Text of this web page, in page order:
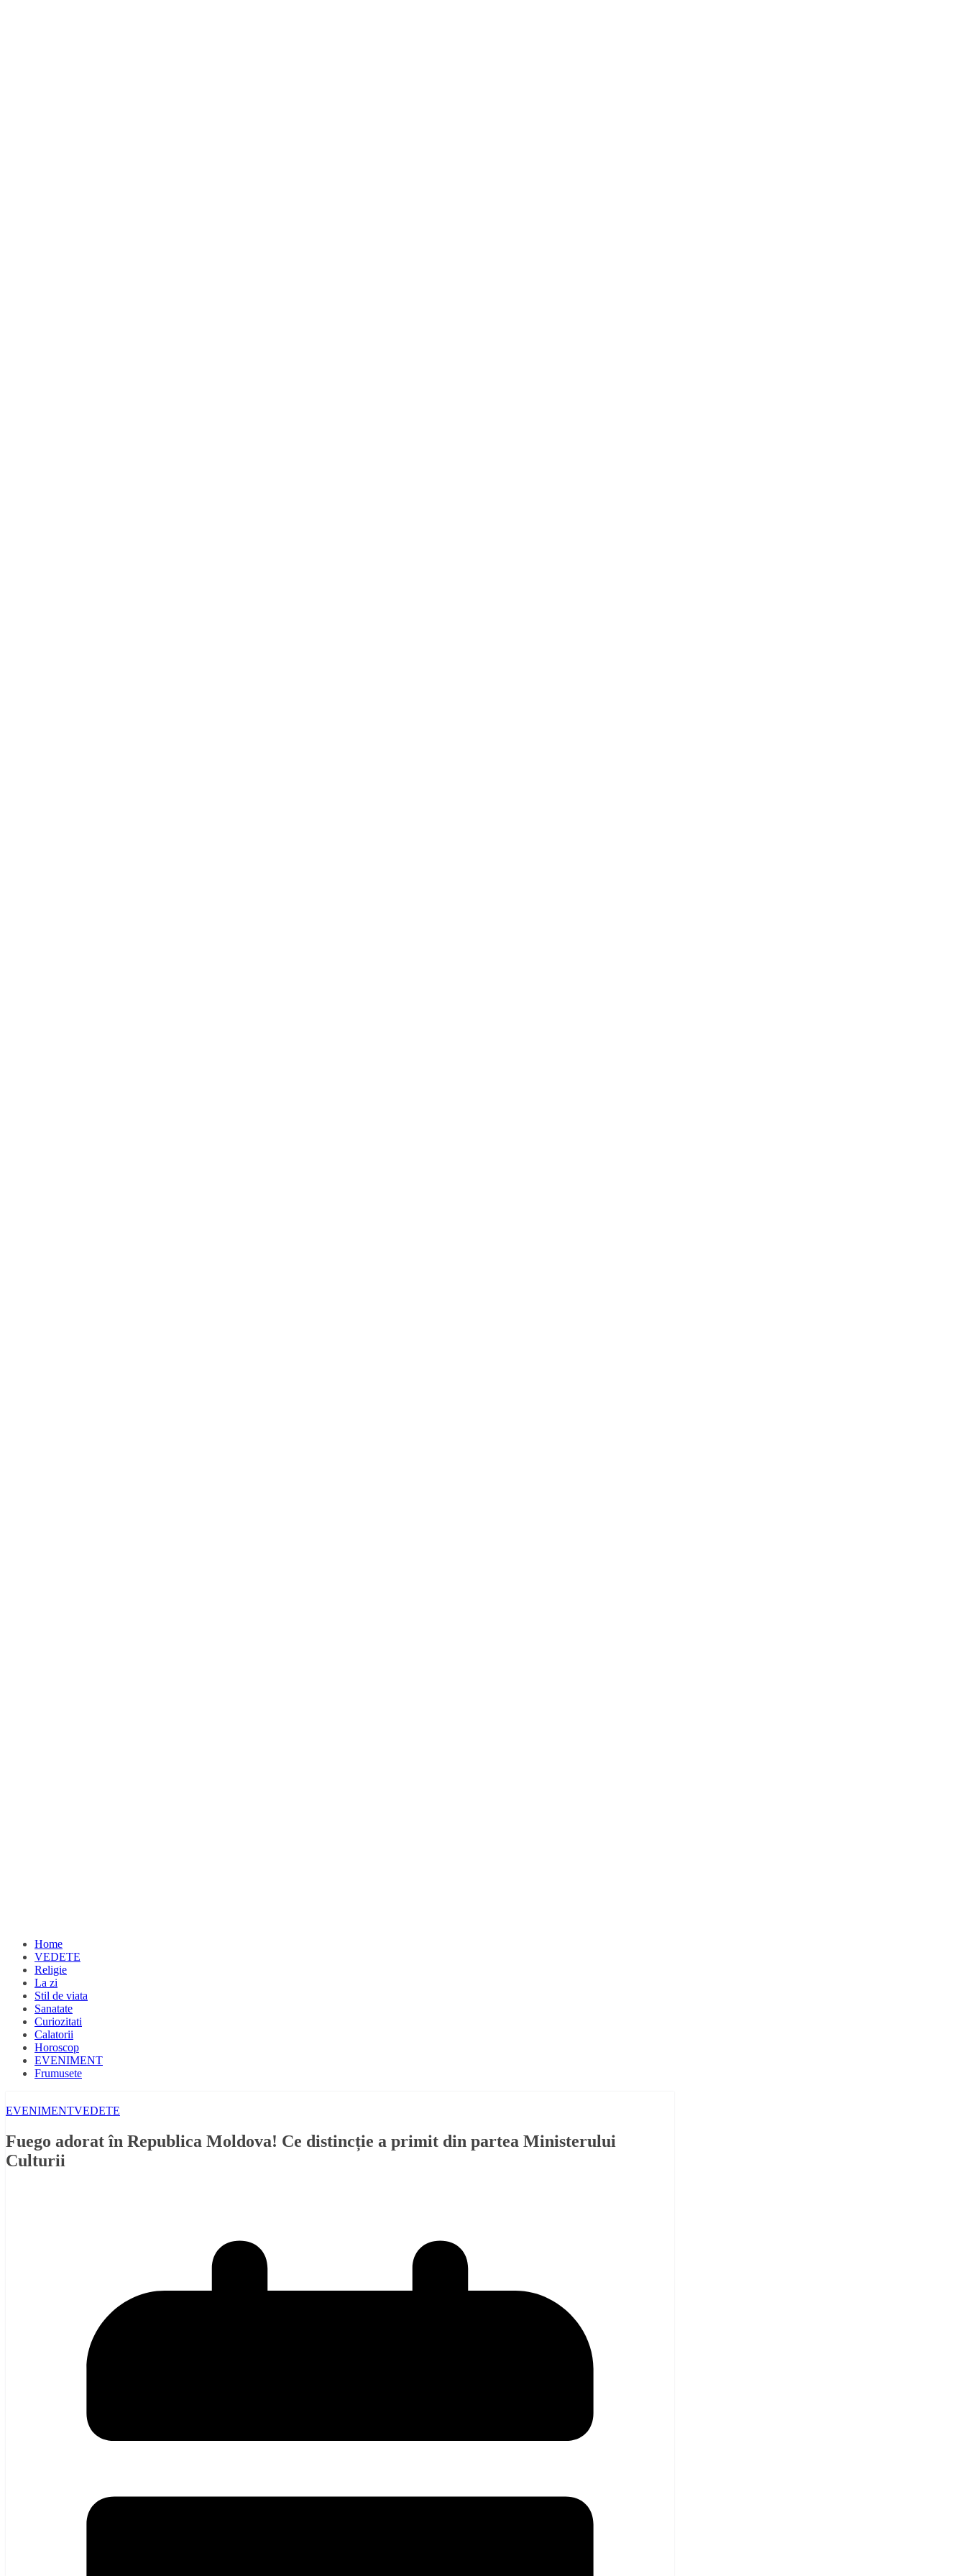
Home
VEDETE
Religie
La zi
Stil de viata
Sanatate
Curiozitati
Calatorii
Horoscop
EVENIMENT
Frumusete
EVENIMENTVEDETE
Fuego adorat în Republica Moldova! Ce distincție a primit din partea Ministerului
Culturii